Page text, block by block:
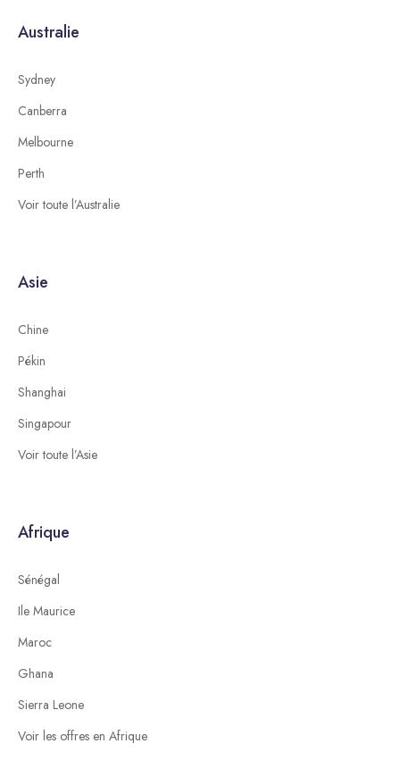
Australie
Sydney
Canberra
Melbourne
Perth
Voir toute l’Australie
Asie
Chine
Pékin
Shanghai
Singapour
Voir toute l’Asie
Afrique
Sénégal
Ile Maurice
Maroc
Ghana
Sierra Leone
Voir les offres en Afrique